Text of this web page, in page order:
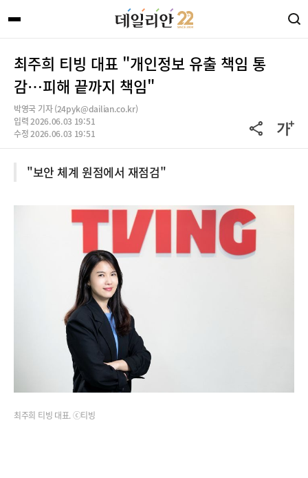
최주희 티빙 대표 "개인정보 유출 책임 통
감…피해 끝까지 책임"
박영국 기자 (24pyk@dailian.co.kr)
입력 2026.06.03 19:51
수정 2026.06.03 19:51
"보안 체계 원점에서 재점검"
최주희 티빙 대표. ⓒ티빙